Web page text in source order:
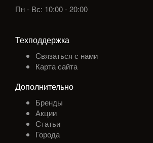
Пн - Вс: 10:00 - 20:00
Техподдержка
Связаться с нами
Карта сайта
Дополнительно
Бренды
Акции
Статьи
Города